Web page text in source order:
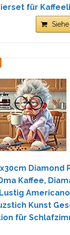
für
Diamond
Kaffee,
Kunst
für